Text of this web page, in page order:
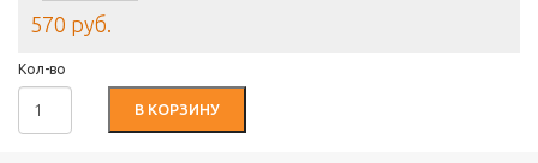
570 руб.
Кол-во
В КОРЗИНУ